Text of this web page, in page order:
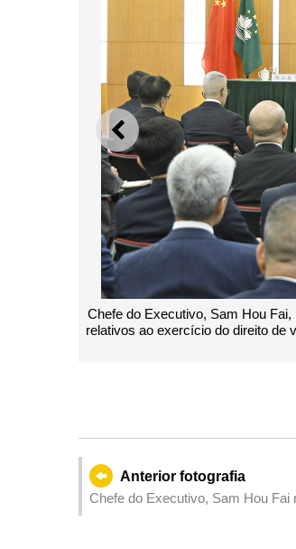
ANTERIOR
dirigentes a nível de direcção e superior
públicos nas eleições para a Assembleia
Anterior fotografia
Chefe do Executivo, Sam Hou